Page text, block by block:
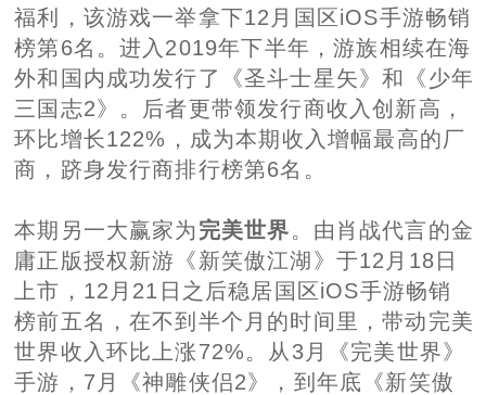
福利，该游戏一举拿下12月国区iOS手游畅销
榜第6名。进入2019年下半年，游族相续在海
外和国内成功发行了《圣斗士星矢》和《少年
三国志2》。后者更带领发行商收入创新高，
环比增长122%，成为本期收入增幅最高的厂
商，跻身发行商排行榜第6名。
本期另一大赢家为 完美世界。由肖战代言的金
庸正版授权新游《新笑傲江湖》于12月18日
上市，12月21日之后稳居国区iOS手游畅销
榜前五名，在不到半个月的时间里，带动完美
世界收入环比上涨72%。从3月《完美世界》
手游，7月《神雕侠侣2》，到年底《新笑傲